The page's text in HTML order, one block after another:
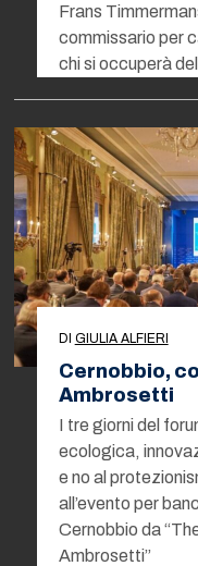
Frans
commissario per
chi si occuperà
DI GIULIA ALFIERI
Cernobbio,
Ambrosetti
I tre giorni del
ecologica,
e no al
all’evento per
Cernobbio da
Ambrosetti”